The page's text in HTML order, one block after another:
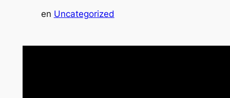
en Uncategorized